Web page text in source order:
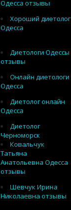
Одесса отзывы
Хороший диетолог
Одесса
Диетологи Одессы
отзывы
Онлайн диетологи
Одесса
Диетолог онлайн
Одесса
Диетолог
Черноморск
Ковальчук
Татьяна
Анатольевна Одесса
отзывы
Шевчук Ирина
Николаевна отзывы